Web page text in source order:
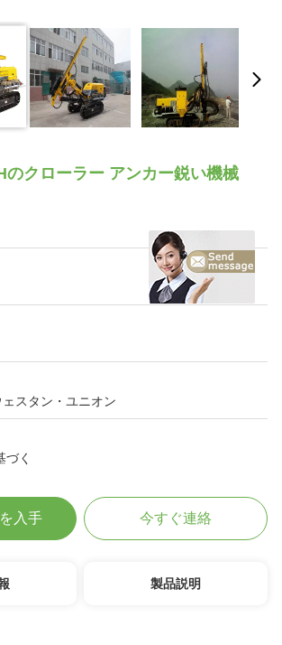
のクローラー アンカー鋭い機械
スタン・ユニオン
づく
入手 今すぐ連絡
製品説明